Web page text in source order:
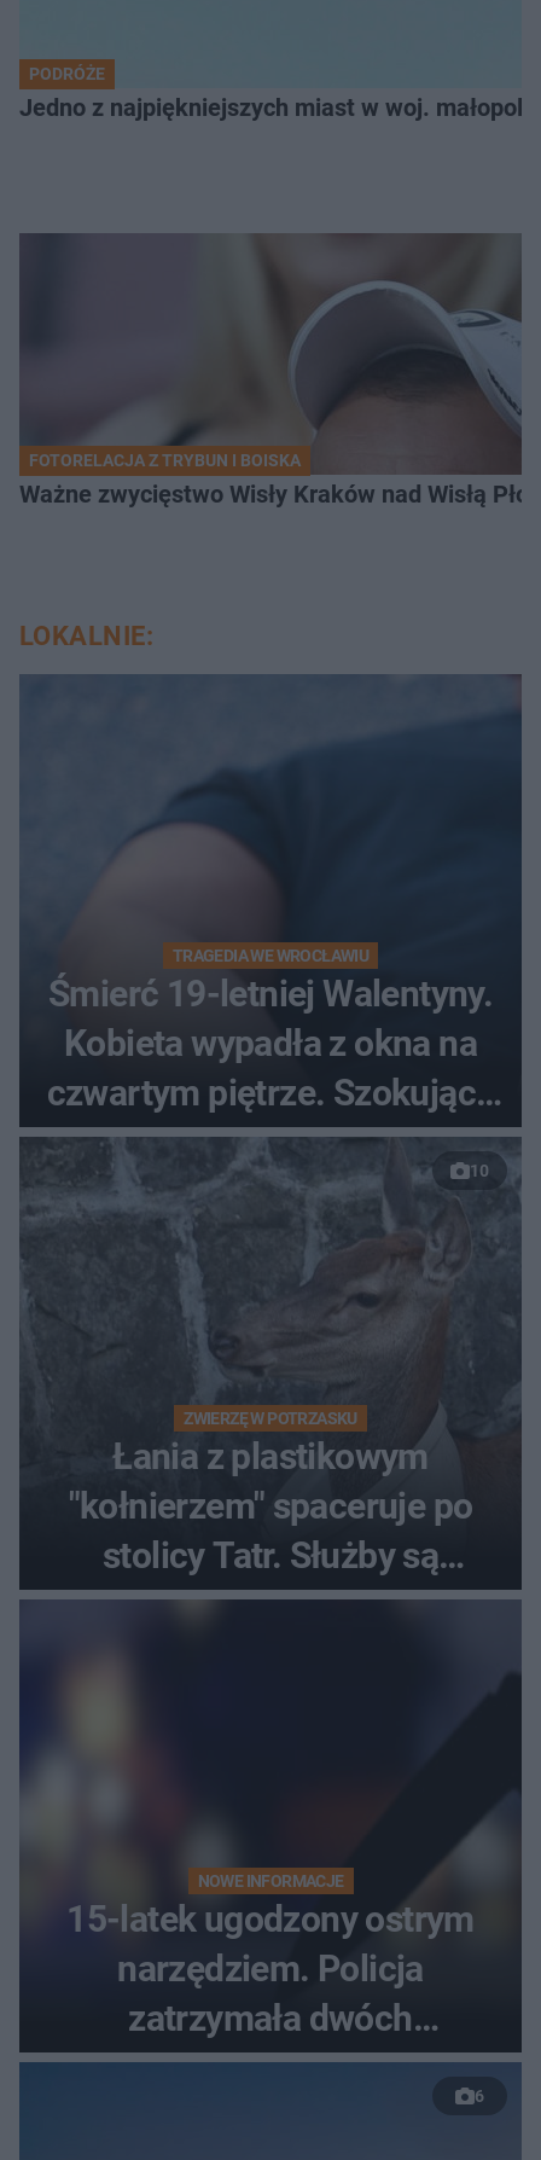
PODRÓŻE
Jedno z najpiękniejszych miast w woj.
FOTORELACJA Z TRYBUN I BOISKA
Ważne zwycięstwo Wisły Kraków nad Wisłą
LOKALNIE:
TRAGEDIA WE WROCŁAWIU
Śmierć 19-letniej Walentyny.
Kobieta wypadła z okna na
czwartym piętrze. Szokujące
nagranie trafiło do sieci
10
ZWIERZĘ W POTRZASKU
Łania z plastikowym
"kołnierzem" spaceruje po
stolicy Tatr. Służby są
bezradne
NOWE INFORMACJE
15-latek ugodzony ostrym
narzędziem. Policja
zatrzymała dwóch
nastolatków
6